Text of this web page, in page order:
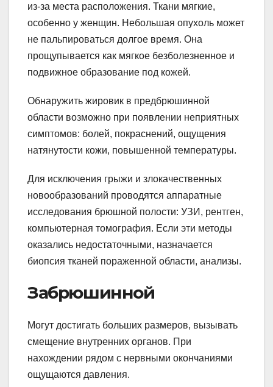
из-за места расположения. Ткани мягкие,
особенно у женщин. Небольшая опухоль может
не пальпироваться долгое время. Она
прощупывается как мягкое безболезненное и
подвижное образование под кожей.
Обнаружить жировик в предбрюшинной
области возможно при появлении неприятных
симптомов: болей, покраснений, ощущения
натянутости кожи, повышенной температуры.
Для исключения грыжи и злокачественных
новообразований проводятся аппаратные
исследования брюшной полости: УЗИ, рентген,
компьютерная томография. Если эти методы
оказались недостаточными, назначается
биопсия тканей пораженной области, анализы.
Забрюшинной
Могут достигать больших размеров, вызывать
смещение внутренних органов. При
нахождении рядом с нервными окончаниями
ощущаются давления.